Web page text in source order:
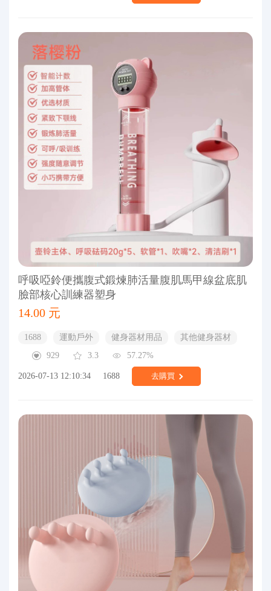
呼吸啞鈴便攜腹式鍛煉肺活量腹肌馬甲線盆底肌
臉部核心訓練器塑身
14.00 元
1688 運動戶外 健身器材用品
其他健身器材
929
3.3 57.27%
2026-07-13 12:10:34 1688 去購買